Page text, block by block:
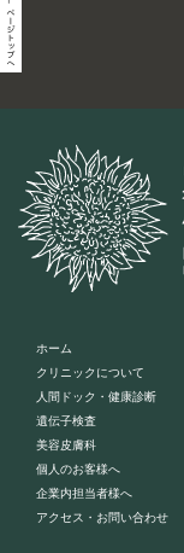
ホーム
クリニックについて
人間ドック・健康診断
遺伝子検査
美容皮膚科
個人のお客様へ
企業内担当者様へ
アクセス・お問い合わせ